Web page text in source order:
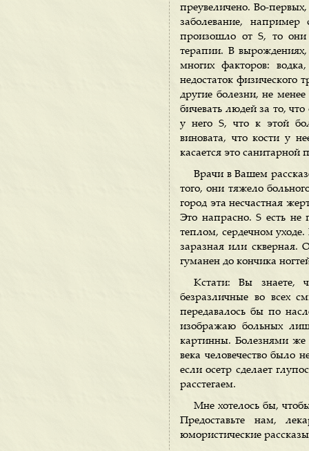
преувеличено. Во-
заболевание,
произошло от S, то они
терапии. В
многих факторов: водка,
недостаток
другие болезни, не
бичевать людей за то,
у него S, что к этой
виновата, что кости у
касается это
Врачи в Вашем
того, они тяжело
город эта несчастная
Это напрасно. S есть
теплом, сердечном
заразная или скверная.
гуманен до кончика
Кстати: Вы знаете,
безразличные во всех
передавалось бы по
изображаю больных
картинны. Болезнями же
века человечество было
если осетр сделает
расстегаем.
Мне хотелось бы,
Предоставьте нам,
юмористические